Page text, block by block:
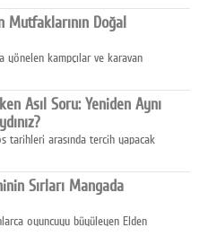
Mutfaklarının Doğal
yönelen kampçılar ve karavan
duyarlı bitkisel içerikli ürünleri tercih
Asıl Soru: Yeniden Aynı
tarihleri arasında tercih yapacak
Sırları Mangada
oyuncuyu büyüleyen Elden